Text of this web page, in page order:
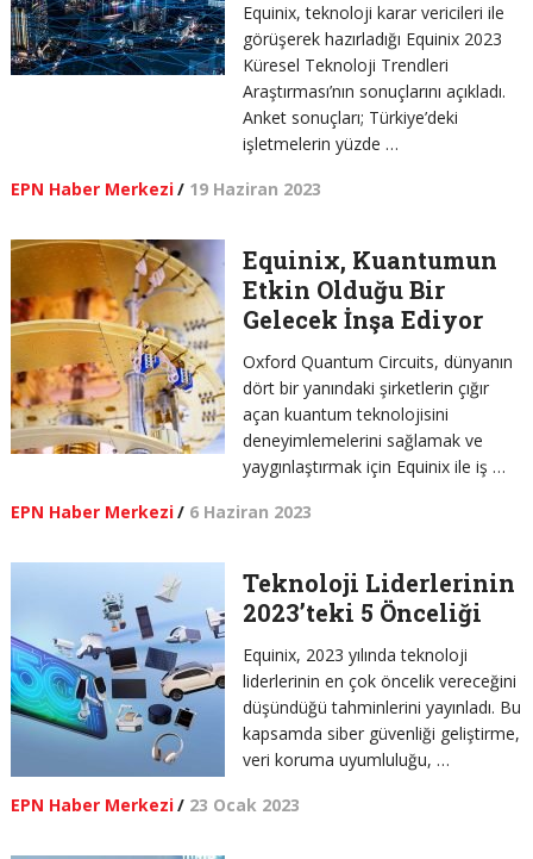
Equinix, teknoloji karar vericileri ile
görüşerek hazırladığı Equinix 2023
Küresel Teknoloji Trendleri
Araştırması’nın sonuçlarını açıkladı.
Anket sonuçları; Türkiye’deki
işletmelerin yüzde …
EPN Haber Merkezi/ 19 Haziran 2023
Equinix, Kuantumun
Etkin Olduğu Bir
Gelecek İnşa Ediyor
Oxford Quantum Circuits, dünyanın
dört bir yanındaki şirketlerin çığır
açan kuantum teknolojisini
deneyimlemelerini sağlamak ve
yaygınlaştırmak için Equinix ile iş …
EPN Haber Merkezi/ 6 Haziran 2023
Teknoloji Liderlerinin
2023’teki 5 Önceliği
Equinix, 2023 yılında teknoloji
liderlerinin en çok öncelik vereceğini
düşündüğü tahminlerini yayınladı. Bu
kapsamda siber güvenliği geliştirme,
veri koruma uyumluluğu, …
EPN Haber Merkezi/ 23 Ocak 2023